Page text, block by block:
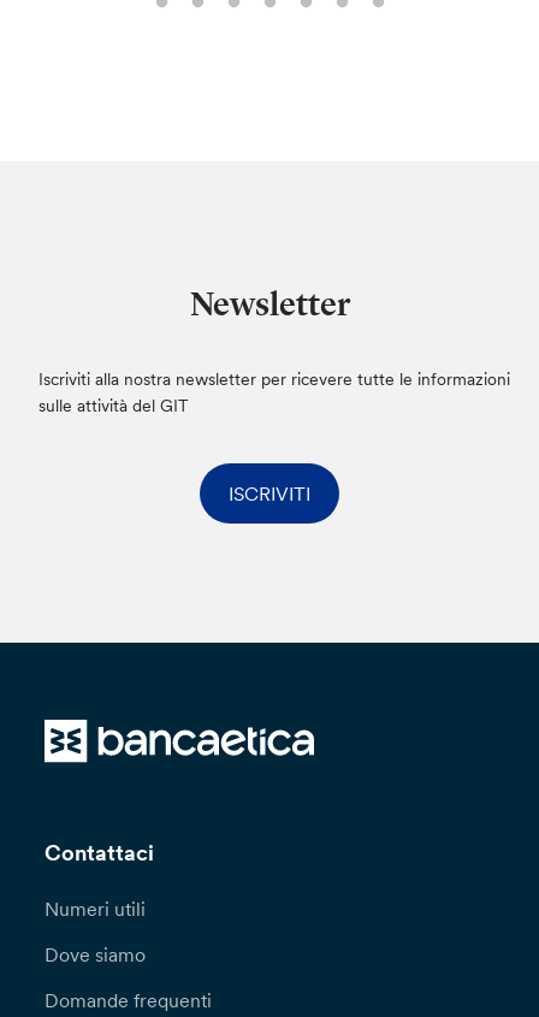
Newsletter
Iscriviti alla nostra newsletter per ricevere tutte le informazioni
sulle attività del GIT
ISCRIVITI
Contattaci
Numeri utili
Dove siamo
Domande frequenti